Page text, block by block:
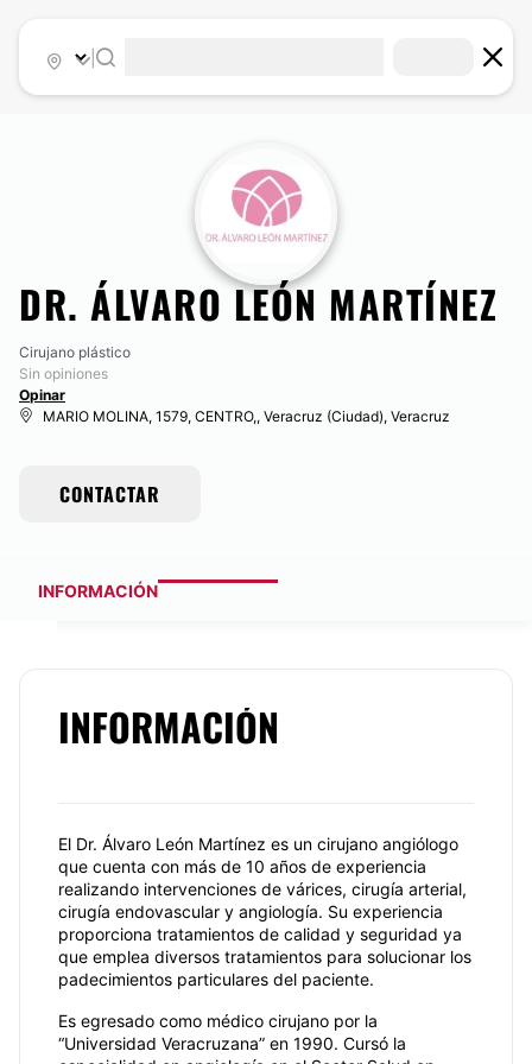
DR. ÁLVARO LEÓN MARTÍNEZ
Cirujano plástico
Sin opiniones
Opinar
MARIO MOLINA, 1579, CENTRO,, Veracruz (Ciudad), Veracruz
CONTACTAR
INFORMACIÓN
INFORMACIÓN
El Dr. Álvaro León Martínez es un cirujano angiólogo
que cuenta con más de 10 años de experiencia
realizando intervenciones de várices, cirugía arterial,
cirugía endovascular y angiología. Su experiencia
proporciona tratamientos de calidad y seguridad ya
que emplea diversos tratamientos para solucionar los
padecimientos particulares del paciente.
Es egresado como médico cirujano por la
“Universidad Veracruzana” en 1990. Cursó la